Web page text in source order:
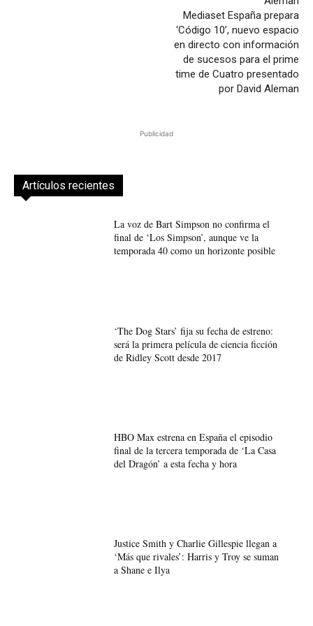
Mediaset España prepara
‘Código 10’, nuevo espacio
en directo con información
de sucesos para el prime
time de Cuatro presentado
por David Aleman
Publicidad
Artículos recientes
La voz de Bart Simpson no confirma el
final de ‘Los Simpson’, aunque ve la
temporada 40 como un horizonte posible
‘The Dog Stars’ fija su fecha de estreno:
será la primera película de ciencia ficción
de Ridley Scott desde 2017
HBO Max estrena en España el episodio
final de la tercera temporada de ‘La Casa
del Dragón’ a esta fecha y hora
Justice Smith y Charlie Gillespie llegan a
‘Más que rivales’: Harris y Troy se suman
a Shane e Ilya